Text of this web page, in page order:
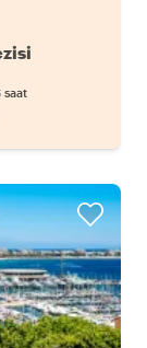
saat